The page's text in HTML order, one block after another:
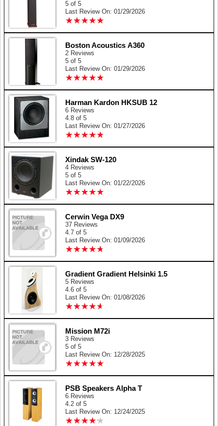
5 of 5
Last Review On: 01/29/2026
★★★★★
★★★★★
Boston Acoustics A360
2 Reviews
5 of 5
Last Review On: 01/29/2026
★★★★★
★★★★★
Harman Kardon HKSUB 12
6 Reviews
4.8 of 5
Last Review On: 01/27/2026
★★★★★
★★★★★
Xindak SW-120
4 Reviews
5 of 5
Last Review On: 01/22/2026
★★★★★
★★★★★
Cerwin Vega DX9
37 Reviews
4.7 of 5
Last Review On: 01/09/2026
★★★★★
★★★★★
Gradient Gradient Helsinki 1.5
5 Reviews
4.6 of 5
Last Review On: 01/08/2026
★★★★★
★★★★★
Mission M72i
3 Reviews
5 of 5
Last Review On: 12/28/2025
★★★★★
★★★★★
PSB Speakers Alpha T
6 Reviews
4.2 of 5
Last Review On: 12/24/2025
★★★★★
★★★★★